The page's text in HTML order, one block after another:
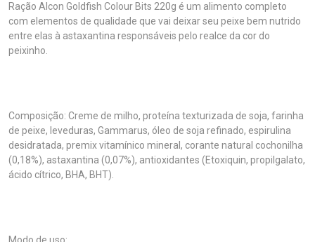
Ração Alcon Goldfish Colour Bits 220g é um alimento completo
com elementos de qualidade que vai deixar seu peixe bem nutrido
entre elas à astaxantina responsáveis pelo realce da cor do
peixinho.
Composição: Creme de milho, proteína texturizada de soja, farinha
de peixe, leveduras, Gammarus, óleo de soja refinado, espirulina
desidratada, premix vitamínico mineral, corante natural cochonilha
(0,18%), astaxantina (0,07%), antioxidantes (Etoxiquin, propilgalato,
ácido cítrico, BHA, BHT).